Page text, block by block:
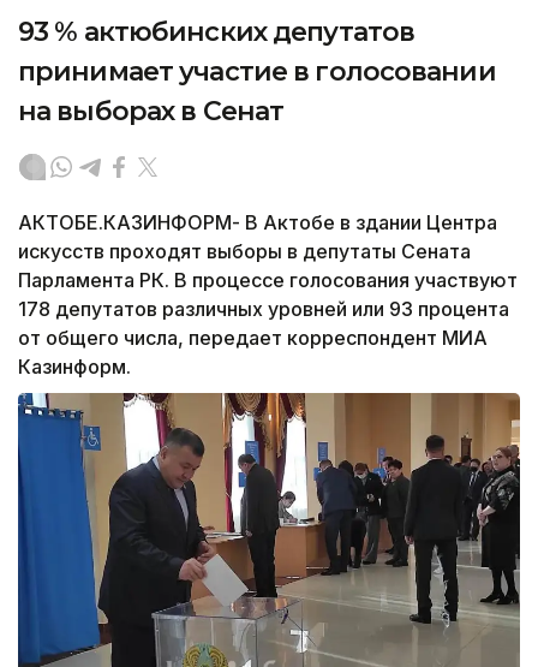
93 % актюбинских депутатов
принимает участие в голосовании
на выборах в Сенат
АКТОБЕ.КАЗИНФОРМ- В Актобе в здании Центра
искусств проходят выборы в депутаты Сената
Парламента РК. В процессе голосования участвуют
178 депутатов различных уровней или 93 процента
от общего числа, передает корреспондент МИА
Казинформ.